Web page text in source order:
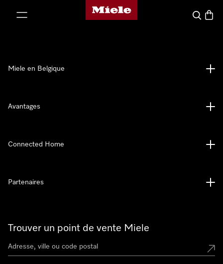
Page d'accueil de Miele
Search
Trouver un point de vente Miele
Miele en Belgique
Avantages
Connected Home
Partenaires